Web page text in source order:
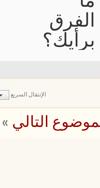
الفرق
برأيك؟
الإنتقال السريع
التالي »